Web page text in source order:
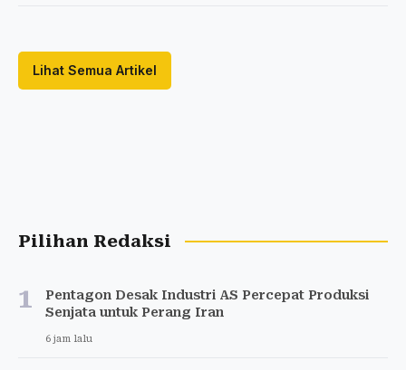
Lihat Semua Artikel
Pilihan Redaksi
1
Pentagon Desak Industri AS Percepat Produksi
Senjata untuk Perang Iran
6 jam lalu